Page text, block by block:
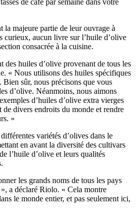
de café par semaine dans votre
la majeure partie de leur ouvrage à
curieux, aucun livre sur l’huile d’olive
consacrée à la cuisine.
des huiles d’olive provenant de tous les
« Nous utilisons des huiles spécifiques
sûr, nous précisons que vous
d’olive. Néanmoins, nous aimons
d’huiles d’olive extra vierges
divers endroits du monde et rendre
»
variétés d’olives dans le
en avant la diversité des cultivars
l’huile d’olive et leurs qualités
les grands noms de tous les pays
a déclaré Riolo. « Cela montre
le monde entier, et pas seulement ici,